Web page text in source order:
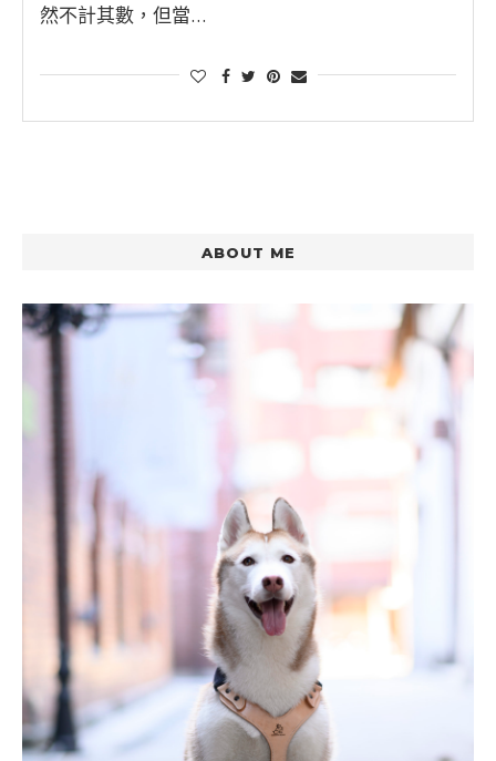
然不計其數，但當…
ABOUT ME